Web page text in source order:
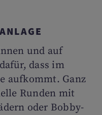
und auf
dass im
aufkommt. Ganz
Runden mit
oder Bobby-